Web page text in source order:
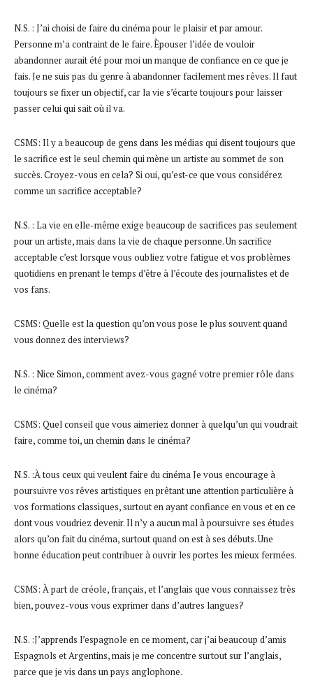
N.S. : J’ai choisi de faire du cinéma pour le plaisir et par amour.
Personne m’a contraint de le faire. Èpouser l’idée de vouloir
abandonner aurait été pour moi un manque de confiance en ce que je
fais. Je ne suis pas du genre à abandonner facilement mes rêves. Il faut
toujours se fixer un objectif, car la vie s’écarte toujours pour laisser
passer celui qui sait où il va.
CSMS: Il y a beaucoup de gens dans les médias qui disent toujours que
le sacrifice est le seul chemin qui mène un artiste au sommet de son
succès. Croyez-vous en cela? Si oui, qu’est-ce que vous considérez
comme un sacrifice acceptable?
N.S. : La vie en elle-même exige beaucoup de sacrifices pas seulement
pour un artiste, mais dans la vie de chaque personne. Un sacrifice
acceptable c’est lorsque vous oubliez votre fatigue et vos problèmes
quotidiens en prenant le temps d’être à l’écoute des journalistes et de
vos fans.
CSMS: Quelle est la question qu’on vous pose le plus souvent quand
vous donnez des interviews?
N.S. : Nice Simon, comment avez-vous gagné votre premier rôle dans
le cinéma?
CSMS: Quel conseil que vous aimeriez donner à quelqu’un qui voudrait
faire, comme toi, un chemin dans le cinéma?
N.S. :À tous ceux qui veulent faire du cinéma Je vous encourage à
poursuivre vos rêves artistiques en prêtant une attention particulière à
vos formations classiques, surtout en ayant confiance en vous et en ce
dont vous voudriez devenir. Il n’y a aucun mal à poursuivre ses études
alors qu’on fait du cinéma, surtout quand on est à ses débuts. Une
bonne éducation peut contribuer à ouvrir les portes les mieux fermées.
CSMS: À part de créole, français, et l’anglais que vous connaissez très
bien, pouvez-vous vous exprimer dans d’autres langues?
N.S. :J’apprends l’espagnole en ce moment, car j’ai beaucoup d’amis
Espagnols et Argentins, mais je me concentre surtout sur l’anglais,
parce que je vis dans un pays anglophone.